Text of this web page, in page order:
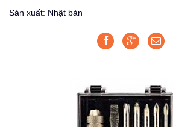
Sản xuất: Nhật bản